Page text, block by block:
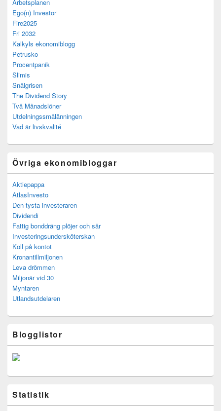
Arbetsplanen
Ego(n) Investor
Fire2025
Fri 2032
Kalkyls ekonomiblogg
Petrusko
Procentpanik
Slimis
Snålgrisen
The Dividend Story
Två Månadslöner
Utdelningssmålänningen
Vad är livskvalité
Övriga ekonomibloggar
Aktiepappa
AtlasInvesto
Den tysta investeraren
Dividendi
Fattig bonddräng plöjer och sår
Investeringsundersköterskan
Koll på kontot
Kronantillmiljonen
Leva drömmen
Miljonär vid 30
Myntaren
Utlandsutdelaren
Blogglistor
Statistik